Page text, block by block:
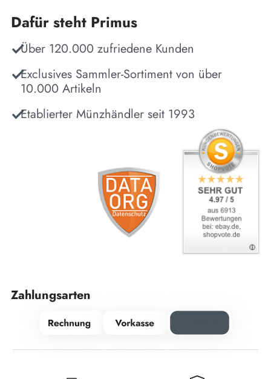
Dafür steht Primus
Über 120.000 zufriedene Kunden
Exclusives Sammler-Sortiment von über
10.000 Artikeln
Etablierter Münzhändler seit 1993
Zahlungsarten